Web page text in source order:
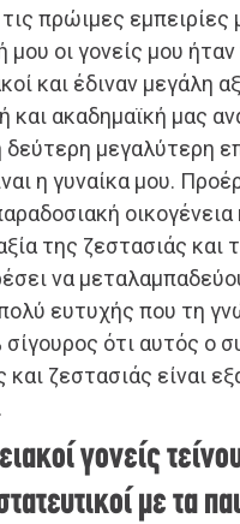
πρώιμες εμπειρίες
οι γονείς μου
και έδιναν μεγάλη
και ακαδημαϊκή μας
μεγαλύτερη
η γυναίκα μου.
οικογένεια
της ζεστασιάς και
να
ευτυχής που τη
σίγουρος ότι αυτός ο
και ζεστασιάς είναι
γονείς
με τα